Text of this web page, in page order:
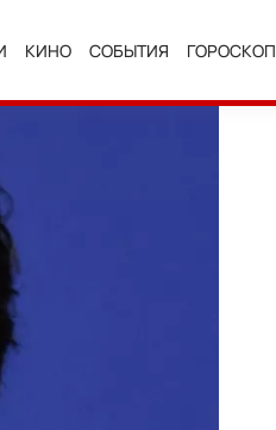
КИНО СОБЫТИЯ ГОРОСКОП